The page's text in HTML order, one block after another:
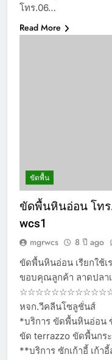
โทร.06…
Read More
ขัดพื้น
ขัดพื้นหินอ่อน โทร
wcs1
mgrwcs 8 ปี ago
ขัดพื้นหินอ่อน เรียกใช้เ
ขอบคุณลูกค้า ลาดปลา
หจก.วีคลีนโซลูชั่นส์
*บริการ ขัดพื้นหินอ่อน
ขัด terrazzo ขัดพื้นกระ
**บริการ ซักเก้าอี้ เก้า